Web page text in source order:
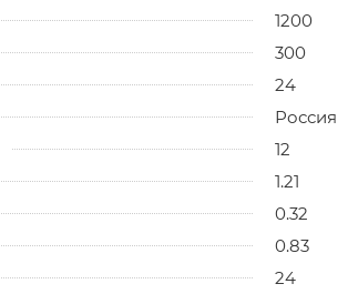
1200
300
24
Россия
12
1.21
0.32
0.83
24